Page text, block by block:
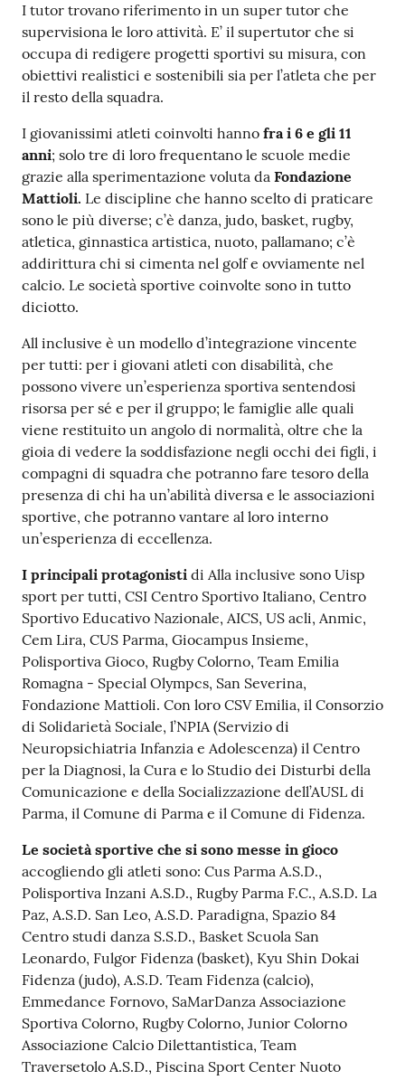
I tutor trovano riferimento in un super tutor che
supervisiona le loro attività. E’ il supertutor che si
occupa di redigere progetti sportivi su misura, con
obiettivi realistici e sostenibili sia per l’atleta che per
il resto della squadra.
I giovanissimi atleti coinvolti hanno fra i 6 e gli 11
anni; solo tre di loro frequentano le scuole medie
grazie alla sperimentazione voluta da Fondazione
Mattioli. Le discipline che hanno scelto di praticare
sono le più diverse; c’è danza, judo, basket, rugby,
atletica, ginnastica artistica, nuoto, pallamano; c’è
addirittura chi si cimenta nel golf e ovviamente nel
calcio. Le società sportive coinvolte sono in tutto
diciotto.
All inclusive è un modello d’integrazione vincente
per tutti: per i giovani atleti con disabilità, che
possono vivere un’esperienza sportiva sentendosi
risorsa per sé e per il gruppo; le famiglie alle quali
viene restituito un angolo di normalità, oltre che la
gioia di vedere la soddisfazione negli occhi dei figli, i
compagni di squadra che potranno fare tesoro della
presenza di chi ha un’abilità diversa e le associazioni
sportive, che potranno vantare al loro interno
un’esperienza di eccellenza.
I principali protagonisti di Alla inclusive sono Uisp
sport per tutti, CSI Centro Sportivo Italiano, Centro
Sportivo Educativo Nazionale, AICS, US acli, Anmic,
Cem Lira, CUS Parma, Giocampus Insieme,
Polisportiva Gioco, Rugby Colorno, Team Emilia
Romagna - Special Olympcs, San Severina,
Fondazione Mattioli. Con loro CSV Emilia, il Consorzio
di Solidarietà Sociale, l’NPIA (Servizio di
Neuropsichiatria Infanzia e Adolescenza) il Centro
per la Diagnosi, la Cura e lo Studio dei Disturbi della
Comunicazione e della Socializzazione dell’AUSL di
Parma, il Comune di Parma e il Comune di Fidenza.
Le società sportive che si sono messe in gioco
accogliendo gli atleti sono: Cus Parma A.S.D.,
Polisportiva Inzani A.S.D., Rugby Parma F.C., A.S.D. La
Paz, A.S.D. San Leo, A.S.D. Paradigna, Spazio 84
Centro studi danza S.S.D., Basket Scuola San
Leonardo, Fulgor Fidenza (basket), Kyu Shin Dokai
Fidenza (judo), A.S.D. Team Fidenza (calcio),
Emmedance Fornovo, SaMarDanza Associazione
Sportiva Colorno, Rugby Colorno, Junior Colorno
Associazione Calcio Dilettantistica, Team
Traversetolo A.S.D., Piscina Sport Center Nuoto